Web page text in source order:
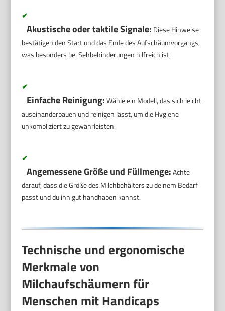
✔
Akustische oder taktile Signale: Diese Hinweise
bestätigen den Start und das Ende des Aufschäumvorgangs,
was besonders bei Sehbehinderungen hilfreich ist.
✔
Einfache Reinigung:Wähle ein Modell, das sich leicht
auseinanderbauen und reinigen lässt, um die Hygiene
unkompliziert zu gewährleisten.
✔
Angemessene Größe und Füllmenge:Achte
darauf, dass die Größe des Milchbehälters zu deinem Bedarf
passt und du ihn gut handhaben kannst.
Technische und ergonomische
Merkmale von
Milchaufschäumern für
Menschen mit Handicaps